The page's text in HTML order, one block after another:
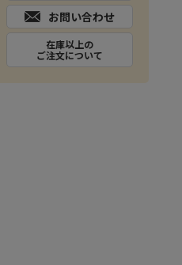
お問い合わせ
在庫以上の
ご注文について